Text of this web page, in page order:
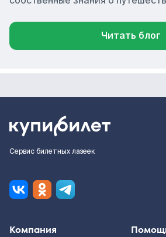
Читать блог
Сервис билетных лазеек
Компания